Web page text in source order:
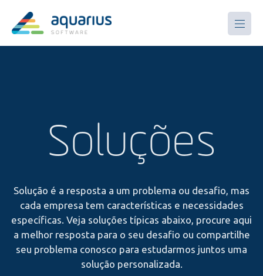
Soluções
Solução é a resposta a um problema ou desafio, mas
cada empresa tem características e necessidades
específicas. Veja soluções típicas abaixo, procure aqui
a melhor resposta para o seu desafio ou compartilhe
seu problema conosco para estudarmos juntos uma
solução personalizada.